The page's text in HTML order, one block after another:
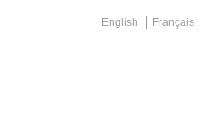
English Français